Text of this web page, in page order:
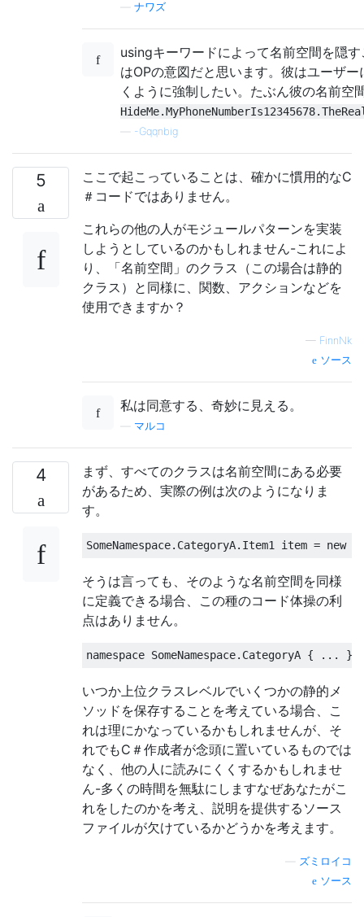
ナワズ
usingキーワードによって名前空間を隠
はOPの意図だと思います。彼はユーザ
くように強制したい。たぶん彼の名前空
-Gqqnbig
5
ここで起こっていることは、確かに慣用的なC
＃コードではありません。
これらの他の人がモジュールパターンを実装
しようとしているのかもしれません-これによ
り、「名前空間」のクラス（この場合は静的
クラス）と同様に、関数、アクションなどを
使用できますか？
— FinnNk
ソース
私は同意する、奇妙に見える。
マルコ
4
まず、すべてのクラスは名前空間にある必要
があるため、実際の例は次のようになりま
す。
SomeNamespace. CategoryA. Item1 item = new
そうは言っても、そのような名前空間を同様
に定義できる場合、この種のコード体操の利
点はありません。
namespace SomeNamespace. CategoryA { ... }
いつか上位クラスレベルでいくつかの静的メ
ソッドを保存することを考えている場合、こ
れは理にかなっているかもしれませんが、そ
れでもC＃作成者が念頭に置いているものでは
なく、他の人に読みにくくするかもしれませ
ん-多くの時間を無駄にしますなぜあなたがこ
れをしたのかを考え、説明を提供するソース
ファイルが欠けているかどうかを考えます。
ズミロイコ
ソース